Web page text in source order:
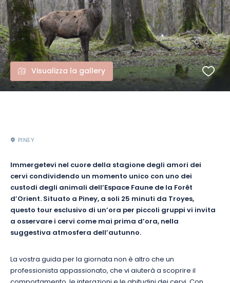
Visualizza la gallery
PINEY
Immergetevi nel cuore della stagione degli amori dei
cervi condividendo un momento unico con uno dei
custodi degli animali dell’Espace Faune de la Forêt
d’Orient. Situato a Piney, a soli 25 minuti da Troyes,
questo tour esclusivo di un’ora per piccoli gruppi vi invita
a osservare i cervi come mai prima d’ora, nella
suggestiva atmosfera dell’autunno.
La vostra guida per la giornata non è altro che un
professionista appassionato, che vi aiuterà a scoprire il